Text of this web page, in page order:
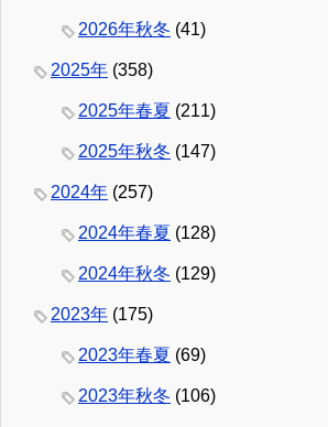
2026年秋冬 (41)
2025年 (358)
2025年春夏 (211)
2025年秋冬 (147)
2024年 (257)
2024年春夏 (128)
2024年秋冬 (129)
2023年 (175)
2023年春夏 (69)
2023年秋冬 (106)